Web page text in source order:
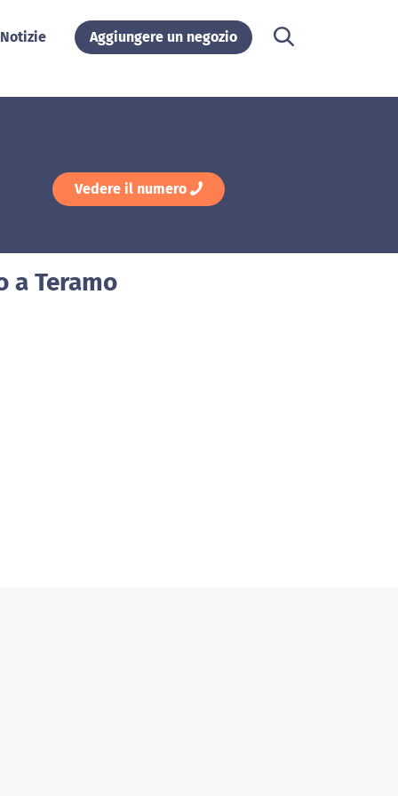
Notizie Aggiungere un negozio
Vedere il numero
a Teramo